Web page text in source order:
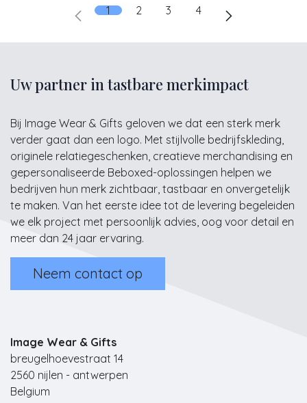
1 2 3 4
Uw partner in tastbare merkimpact
Bij Image Wear & Gifts geloven we dat een sterk merk
verder gaat dan een logo. Met stijlvolle bedrijfskleding,
originele relatiegeschenken, creatieve merchandising en
gepersonaliseerde Beboxed-oplossingen helpen we
bedrijven hun merk zichtbaar, tastbaar en onvergetelijk
te maken. Van het eerste idee tot de levering begeleiden
we elk project met persoonlijk advies, oog voor detail en
meer dan 24 jaar ervaring.
Neem contact op
Image Wear & Gifts
breugelhoevestraat 14
2560 nijlen - antwerpen
Belgium